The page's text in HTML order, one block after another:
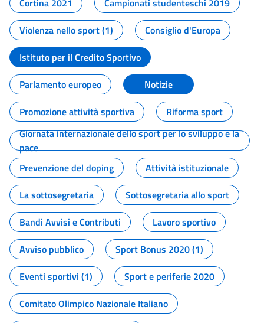
Cortina 2021
Campionati studenteschi 2019
Violenza nello sport (1)
Consiglio d'Europa
Istituto per il Credito Sportivo
Parlamento europeo
Notizie
Promozione attività sportiva
Riforma sport
Giornata internazionale dello sport per lo sviluppo e la
pace
Prevenzione del doping
Attività istituzionale
La sottosegretaria
Sottosegretaria allo sport
Bandi Avvisi e Contributi
Lavoro sportivo
Avviso pubblico
Sport Bonus 2020 (1)
Eventi sportivi (1)
Sport e periferie 2020
Comitato Olimpico Nazionale Italiano